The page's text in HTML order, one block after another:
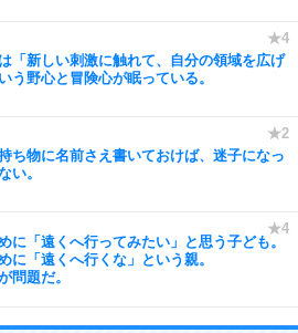
「新しい刺激に触れて、自分の領域を広げ
う野心と冒険心が眠っている。
ち物に名前さえ書いておけば、迷子になっ
い。
に「遠くへ行ってみたい」と思う子ども。
に「遠くへ行くな」という親。
問題だ。